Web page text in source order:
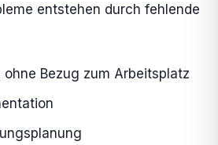
entstehen durch fehlende
Bezug zum Arbeitsplatz